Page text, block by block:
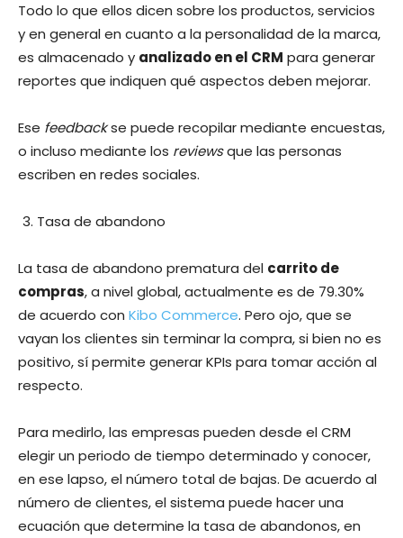
Todo lo que ellos dicen sobre los productos, servicios
y en general en cuanto a la personalidad de la marca,
es almacenado y analizado en el CRM para generar
reportes que indiquen qué aspectos deben mejorar.
Ese feedbackse puede recopilar mediante encuestas,
o incluso mediante los reviewsque las personas
escriben en redes sociales.
Tasa de abandono
La tasa de abandono prematura del carrito de
compras, a nivel global, actualmente es de 79.30%
de acuerdo con Kibo Commerce. Pero ojo, que se
vayan los clientes sin terminar la compra, si bien no es
positivo, sí permite generar KPIs para tomar acción al
respecto.
Para medirlo, las empresas pueden desde el CRM
elegir un periodo de tiempo determinado y conocer,
en ese lapso, el número total de bajas. De acuerdo al
número de clientes, el sistema puede hacer una
ecuación que determine la tasa de abandonos, en